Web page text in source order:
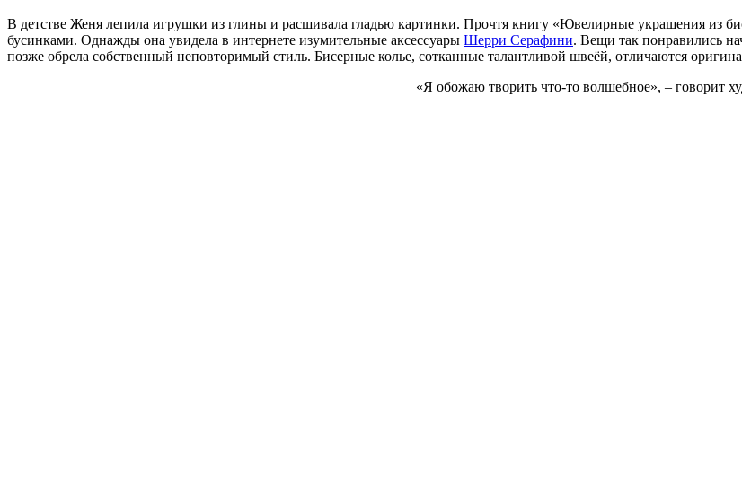
В детстве Женя лепила игрушки из глины и расшивала гладью картинки. Прочтя книгу «Ювелирные украшения из
бусинками. Однажды она увидела в интернете изумительные аксессуары Шерри Серафини. Вещи так понравились
позже обрела собственный неповторимый стиль. Бисерные колье, сотканные талантливой швеёй, отличаются
«Я обожаю творить что-то волшебное», – говорит